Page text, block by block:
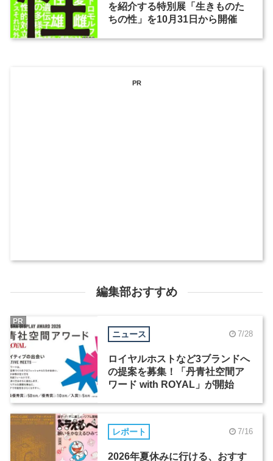
を紹介する特別展「生きものた
ちの性」を10月31日から開催
PR
編集部おすすめ
ニュース 7/28
ロイヤルホストなど3ブランドへ
の提案を募集！「丹青社空間ア
ワード with ROYAL」が開始
PR
レポート 7/16
2026年夏休みに行ける、おすす